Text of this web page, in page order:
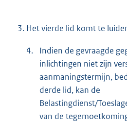
3. Het vierde lid komt te
4.
Indien de gevraagde
inlichtingen niet zijn
aanmaningstermijn,
derde lid, kan de
Belastingdienst/
van de